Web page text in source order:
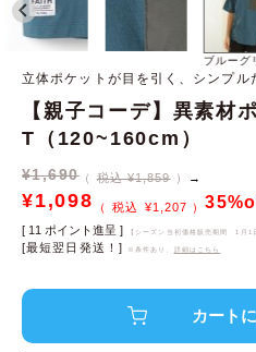
ブルーグ
立体ポケットが目を引く、シンプル
【親子コーデ】異素材
T（120~160cm）
¥1,690 税込 ¥1,859 →
¥1,098 ¥1,207
[ 11 ポイント進呈 ] 【シーズン当初価格販売期間 1月1
[最短翌日発送！] ※条件あり、 詳細はこちら